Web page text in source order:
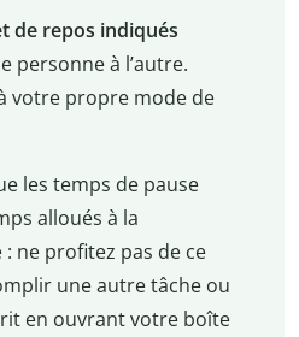
de repos indiqués
personne à l’autre.
votre propre mode de
les temps de pause
alloués à la
ne profitez pas de ce
une autre tâche ou
en ouvrant votre boîte